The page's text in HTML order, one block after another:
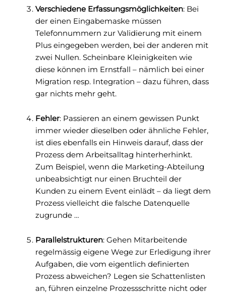
Verschiedene Erfassungsmöglichkeiten: Bei
der einen Eingabemaske müssen
Telefonnummern zur Validierung mit einem
Plus eingegeben werden, bei der anderen mit
zwei Nullen. Scheinbare Kleinigkeiten wie
diese können im Ernstfall – nämlich bei einer
Migration resp. Integration – dazu führen, dass
gar nichts mehr geht.
Fehler: Passieren an einem gewissen Punkt
immer wieder dieselben oder ähnliche Fehler,
ist dies ebenfalls ein Hinweis darauf, dass der
Prozess dem Arbeitsalltag hinterherhinkt.
Zum Beispiel, wenn die Marketing-Abteilung
unbeabsichtigt nur einen Bruchteil der
Kunden zu einem Event einlädt – da liegt dem
Prozess vielleicht die falsche Datenquelle
zugrunde …
Parallelstrukturen: Gehen Mitarbeitende
regelmässig eigene Wege zur Erledigung ihrer
Aufgaben, die vom eigentlich definierten
Prozess abweichen? Legen sie Schattenlisten
an, führen einzelne Prozessschritte nicht oder